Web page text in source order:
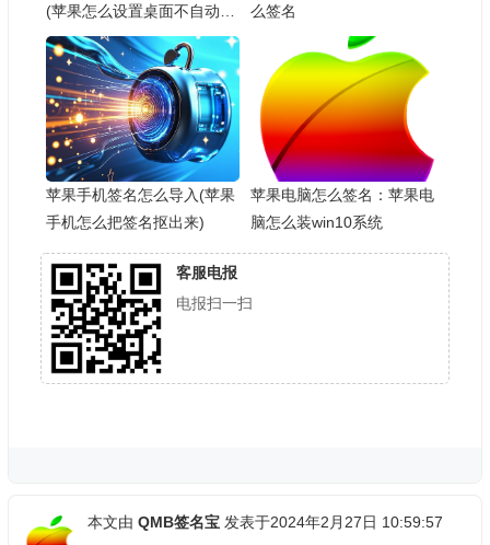
(苹果怎么设置桌面不自动排
列)
么签名
苹果手机签名怎么导入(苹果
手机怎么把签名抠出来)
苹果电脑怎么签名：苹果电
脑怎么装win10系统
客服电报
电报扫一扫
本文由 QMB签名宝 发表于2024年2月27日 10:59:57